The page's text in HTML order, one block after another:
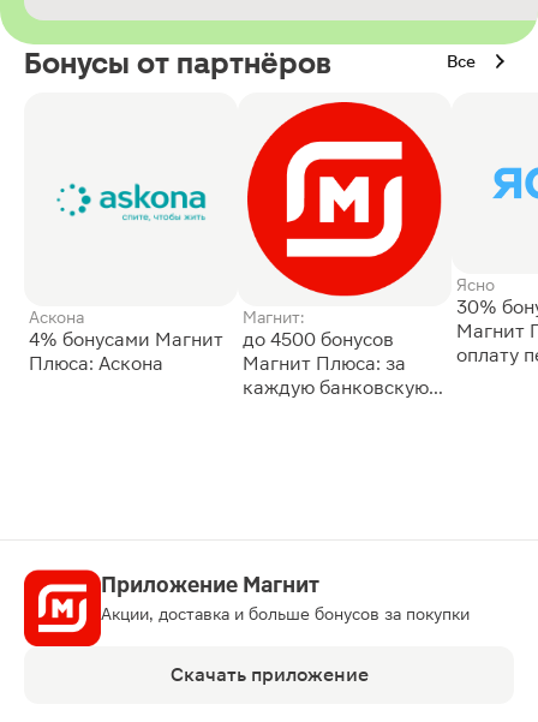
Бонусы от партнёров Все
Аскона
4% бонусами Магнит
Плюса: Аскона
Магнит:
до 4500 бонусов
Магнит Плюса: за
каждую банковскую
Ясно
30%
Магнит
оплату
Приложение Магнит
Акции, доставка и больше бонусов за покупки
Скачать приложение